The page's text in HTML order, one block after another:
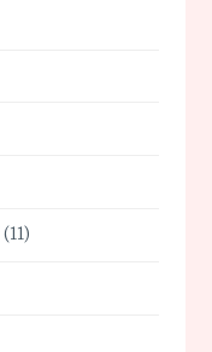
(11)